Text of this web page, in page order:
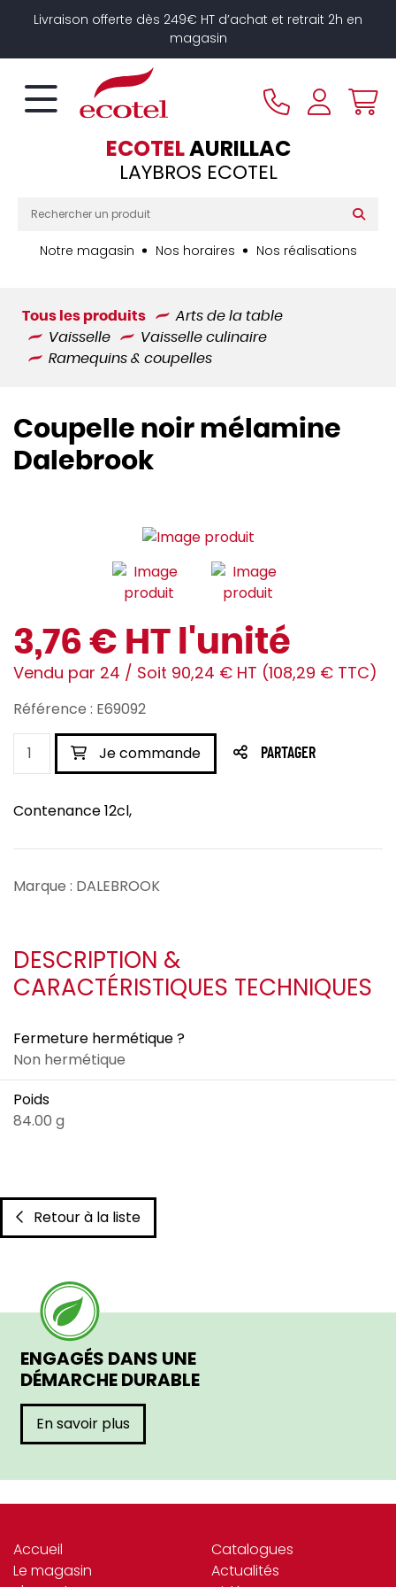
Livraison offerte dès 249€ HT d’achat et retrait 2h en
magasin
ECOTELAURILLAC
LAYBROS ECOTEL
Notre magasin Nos horaires Nos réalisations
Tous les produits
Arts de la table
Vaisselle
Vaisselle culinaire
Ramequins & coupelles
Coupelle noir mélamine
Dalebrook
3,76 € HT l'unité
Vendu par 24 / Soit 90,24 € HT (108,29 € TTC)
Référence : E69092
Je commande PARTAGER
Contenance 12cl,
Marque : DALEBROOK
DESCRIPTION &
CARACTÉRISTIQUES TECHNIQUES
Fermeture hermétique ?
Non hermétique
Poids
84.00 g
Retour à la liste
ENGAGÉS DANS UNE
DÉMARCHE DURABLE
En savoir plus
Accueil
Le magasin
Catalogues
Actualités
Panneau de gestion des cookies